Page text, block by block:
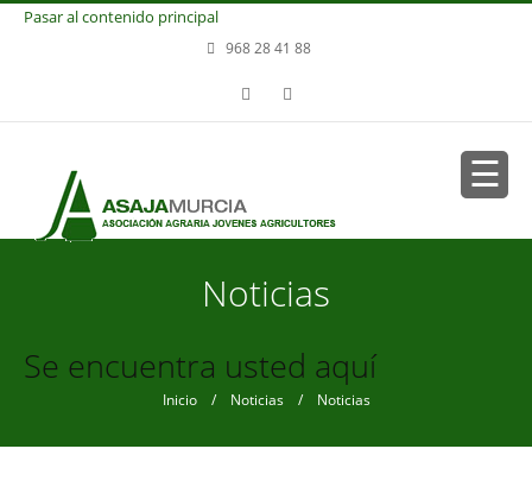
Pasar al contenido principal
968 28 41 88
Noticias
Se encuentra usted aquí
Inicio/ Noticias/ Noticias